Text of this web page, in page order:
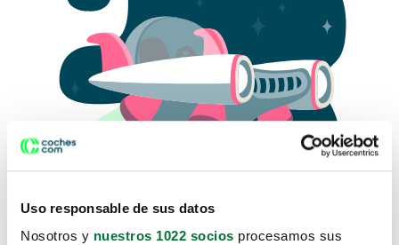
Uso responsable de sus datos
Nosotros y nuestros 1022 socios procesamos sus